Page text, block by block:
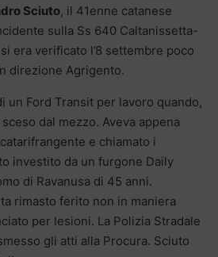
Sciuto, il 41enne catanese
sulla Ss 640 Caltanissetta-
era verificato l’8 settembre poco
direzione Agrigento.
un Ford Transit per lavoro quando,
dal mezzo. Aveva appena
e chiamato i
investito da un furgone Daily
di Ravanusa di 45 anni.
rimasto ferito non in maniera
per lesioni. La Polizia Stradale
gli atti alla Procura. Sciuto